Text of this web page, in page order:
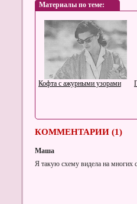
Материалы по теме:
Кофта с ажурными узорами
КОММЕНТАРИИ (1)
Маша
Я такую схему видела на многих